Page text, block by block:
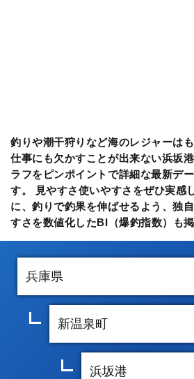
釣りや潮干狩りなど海のレジャーは
仕事にも欠かすことが出来ない浜坂
ラフをピンポイントで詳細な最新デ
す。 見やすさ使いやすさをぜひ実感
に、釣りで釣果を伸ばせるよう、独
すさを数値化したBI（爆釣指数）も